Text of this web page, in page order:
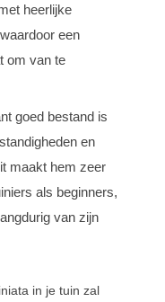
heerlijke
een
om van te
goed bestand is
en
maakt hem zeer
als beginners,
van zijn
in je tuin zal